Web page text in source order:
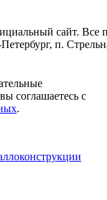
сайт. Все
п.
соглашаетесь с
.